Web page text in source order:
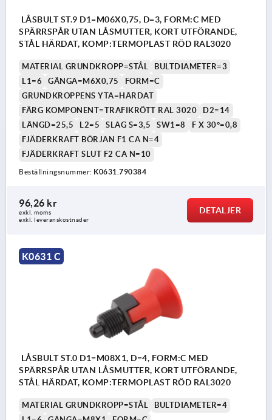
LÅSBULT ST.9 D1=M06X0,75, D=3, FORM:C MED
SPÄRRSPÅR UTAN LÅSMUTTER, KORT UTFÖRANDE,
STÅL HÄRDAT, KOMP:TERMOPLAST RÖD RAL3020
MATERIAL GRUNDKROPP=STÅL
BULTDIAMETER=3
L1=6
GÄNGA=M6X0,75
FORM=C
GRUNDKROPPENS YTA=HÄRDAT
FÄRG KOMPONENT=TRAFIKRÖTT RAL 3020
D2=14
LÄNGD=25,5
L2=5 SLAG S=3,5 SW1=8
F X 30°=0,8
FJÄDERKRAFT BÖRJAN F1 CA N=4
FJÄDERKRAFT SLUT F2 CA N=10
Beställningsnummer: K0631.790384
96,26 kr
exkl. moms
exkl. leveranskostnader
DETALJER
K0631 C
LÅSBULT ST.0 D1=M08X1, D=4, FORM:C MED
SPÄRRSPÅR UTAN LÅSMUTTER, KORT UTFÖRANDE,
STÅL HÄRDAT, KOMP:TERMOPLAST RÖD RAL3020
MATERIAL GRUNDKROPP=STÅL
BULTDIAMETER=4